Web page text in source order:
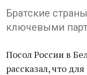
Братские
ключевыми
Посол России в
рассказал, что